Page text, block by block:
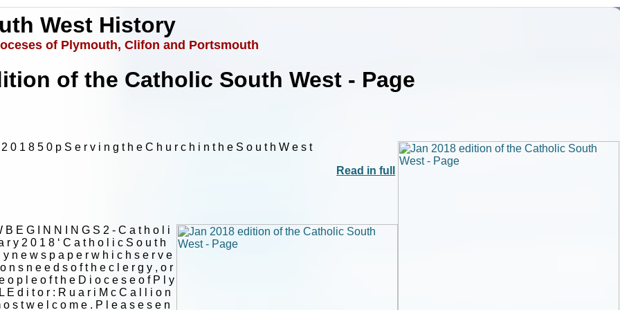
West History
of Plymouth, Clifon and Portsmouth
of the Catholic South West - Page
2 0 1 8 5 0 p S e r v i n g t h e C h u r c h i n t h e S o u t h W e s t
Read in full
p e a l i n g i t s l e g a l p r o t e c t i o n f o r u n b o r n c h i l d r e n . W h o s p e a k s u p f o r t h e v o i c e l e s s a n d w h o w i l l d e f e n d t h e d e f e n c e l e s s n o w , i f n o t u s ? R e a d h i s s e r m o n a n d , d e s p i t e t h e s e t b a c k s t h a t t h e p r o - l i f e m o v e m e n t h a s s u f f e r e d t h i s y e a r , t a k e h e a r t . I f y o u a r e a p p a l l e d b y t h e a t t a c k s o n t h e u n b o r n , t h e a t t e m p t t o c o m m o d i t i s e t h e m a n d t u r n t h e m i n t o i n d u s t r i a l r a w m a t e r i a l : t a k e h e a r t . Y o u a r e n o t a l o n e ; p l e n t y o f o t h e r s f e e l t h e s a m e a w a y a n d F r P a d d y i s p r e p a r e d t o g i v e v o i c e t o t h o s e w h o f e a r t h e i r w o r d s w o u l d b e t o o q u i e t , a n d l o s t i n t h e a n t i - l i f e w h i r l w i n d . S t a r t a g a i n T h e o t h e r h o m i l y I f o u n d p a r t i c u l a r l y s t r i k i n g w a s b y M g r F i t z g e r a l d , i n S a l i s b u r y . I t w a s o n t h e f i r s t S u n d a y o f A d v e n t a n d h e t a l k e d o f n e w b e g i n n i n g s . E v e r y d a y i s a n e w b e g i n n i n g , h e s a i d . E v e r y w e e k . E v e r y t i m e w e g o t o M a s s . E v e r y t i m e w e g o t o C o n f e s s i o n – a n d w e s h o u l d g o t o C o n f e s s i o n , m u c h m o r e t h a n w e c u r r e n t l y d o , a s a C h u r c h . T h a t i s v e r y m u c h w h a t t h e S e a s o n o f A d v e n t i s a b o u t : n e w b e g i n n i n g s . S p e c i f i c a l l y , n e w b e g i n n i n g s a t a r o u n d C h r i s t m a s , t h e n e w y e a r o f t h e C h u r c h , a n d t h e N a t i v i t y o f O u r L o r d , b u t a l s o t h e s e a s o n i t s e l f . P r e p a r a t i o n . M a k i n g r e a d y . W e a r e s u r r o u n d e d w i t h s e c u l a r i m a g e s o f C h r i s t m a s ; t h e r e ’ s e v e n a n a d v e r t c u r r e n t l y o n t h e t e l l y t h a t s a y s o f a 6 0 - i n c h T V : “ i t ’ s w h a t C h r i s t m a s i s a l l a b o u t ” . A s C a t h o l i c s , I s i n c e r e l y h o p e w e a l l k n o w t h a t i s n o t t h e c a s e ! F u n n i l y e n o u g h , a l t h o u g h t h e y a r e t h e m o s t l i k e l y t o b e m a t e r i a l i s t i c , t o l o o k f o r w a r d t o t h e p r e s e n t s t o b e o p e n e d o n C h r i s t m a s D a y , i t i s o u r c h i l d r e n w h o a r e m o s t o p e n t o t h e s p i r i t o f t h e s e a s o n – t o t h i n k o f o t h e r s , t o w a n t t o g i v e , t o b e f a s c i n a t e d b y t h e s t o r y o f t h e F i r s t C h r i s t m a s . T o b e m o s t r e a d y t o i d e n t i f y w i t h t h e C h r i s t - c h i l d , h e l p l e s s a n d t o t a l l y d e p e n d e n t o n H i s p a r e n t s f o r e v e r y t h i n g , f r o m f o o d a n d w a r m t h t o l o v e a n d c o m f o r t . A c l e a r i n s i g h t f r o m a f l a w e d m a n Y e a r s a g o , w h e n I w a s n o t a s r e g u l a r a C h u r c h - g o e r a s I c o u l d a n d s h o u l d h a v e b e e n , I r e a d a s t o r y w r i t t e n b y t h a t m o s t b r i l l i a n t , c o m p l e x a n d f l a w e d o f w r i t e r s w h o h a p p e n t o b e C a t h o l i c : G r a h a m G r e e n . H e w a s c a p a b l e o f s e a r i n g p e r c e p t i o n a n d d e s c r i p t i o n o f t h e b a n a l i t y o f E v i l – i n B r i g h t o n R o c k – t h e g l a m o u r ( i n t h e o l d - f a s h i o n e d s e n s e ) o f E v i l – i n T h e T h i r d M a n ( m y f a v o u r i t e f i l m ) - a n d t h e m o n s t r o s i t y a n d l i f e - d e n y i n g e v i l o f E v i l , i n T h e P o w e r a n d t h e G l o r y . T h i s p a r t i c u l a r t a l e – A V i s i t t o M o r i n – w a s a b i t d i f f e r e n t . I t w a s a s h o r t s t o r y a n d i t h a d o n l y t w o c h a r a c t e r s : M o r i n , a b i t o f a b u r n e d - o u t c a s e o f a f o r m e r l y c e l e b r a t e d C a t h o l i c w r i t e r , a n d D u n l o p , a n o n - C a t h o l i c w h o h a d b e c o m e i n t e r e s t e d i n C a t h o l i c i s m p a r a d o x i c a l l y b e c a u s e o f h i s e n t h u s i a s m f o r M o r i n a n d h i s w o r k . D u n l o p h a s s t o p p e d b y a C a t h o l i c C h u r c h f o r M i d n i g h t M a s s – p a r t l y o u t o f c u r i o s i t y , p a r t l y b e c a u s e h e i s b e i n g d r a w n t o t h e C h u r c h . T h e o n l y t w o p e o p l e i n t h e c o n g r e g a t i o n w h o d o n o t g o u p f o r C o m m u n i o n a r e D u n l o p h i m s e l f , a n d a n o l d e r m a n h e r e c o g n i s e s a s t h i s M o r i n c h a p . B o r n a g a i n F o r m e , t h e m o s t a m a z i n g l i n e s a r e